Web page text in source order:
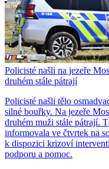
Policisté našli na jezeře
druhém stále pátrají
Policisté našli tělo
silné bouřky. Na jezeře
druhém muži stále pátrají.
informovala ve čtvrtek na
k dispozici krizoví
podporu a pomoc.